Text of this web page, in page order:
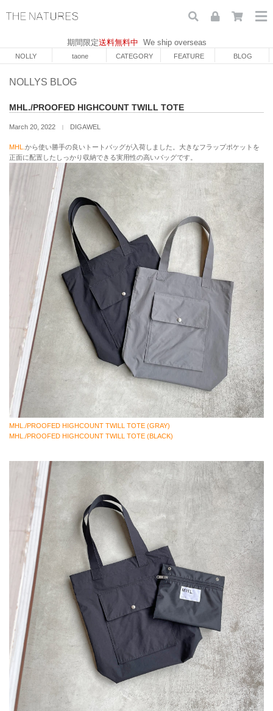
期間限定送料無料中 We ship overseas
NOLLY taone CATEGORY FEATURE BLOG
NOLLYS BLOG
MHL./PROOFED HIGHCOUNT TWILL TOTE
March 20, 2022 DIGAWEL
MHL. から使い勝手の良いトートバッグが入荷しました。大きなフラップポケットを
正面に配置したしっかり収納できる実用性の高いバッグです。
MHL./PROOFED HIGHCOUNT TWILL TOTE (GRAY)
MHL./PROOFED HIGHCOUNT TWILL TOTE (BLACK)